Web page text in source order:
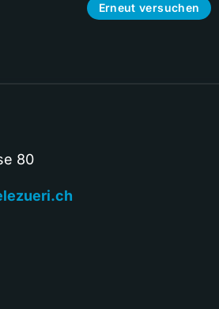
Erneut versuchen
80